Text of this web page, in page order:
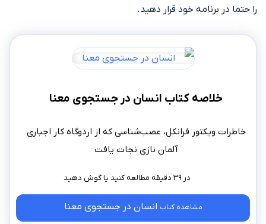
را حتما در برنامه خود قرار دهید.
خلاصه کتاب انسان در جستجوی معنا
خاطرات ویکتور فرانکل، عصب‌شناسی که از اردوگاه کار اجباری
آلمان نازی‌ نجات یافت
در ۳۹ دقیقه مطالعه کنید
مشاهده کتاب انسان در جستجوی معنا